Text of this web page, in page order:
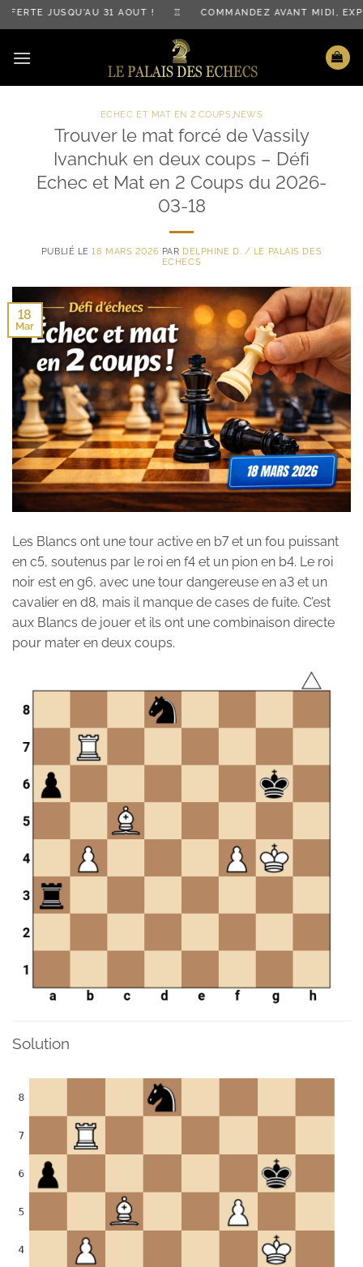
Passer
au
contenu
JUSQU'AU 31 AOÛT ! ♖ COMMANDEZ AVANT MIDI,
ECHEC ET MAT EN 2 COUPS,NEWS
Trouver le mat forcé de Vassily
Ivanchuk en deux coups – Défi
Echec et Mat en 2 Coups du 2026-
03-18
PUBLIÉ LE18 MARS 2026 PAR DELPHINE D. / LE PALAIS DES
ECHECS
18
Mar
Les Blancs ont une tour active en b7 et un fou puissant
en c5, soutenus par le roi en f4 et un pion en b4. Le roi
noir est en g6, avec une tour dangereuse en a3 et un
cavalier en d8, mais il manque de cases de fuite. C’est
aux Blancs de jouer et ils ont une combinaison directe
pour mater en deux coups.
Solution